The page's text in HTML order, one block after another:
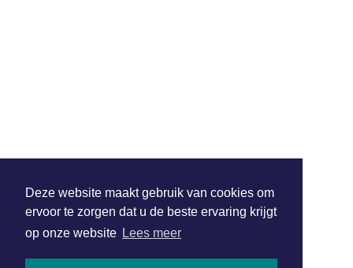
Deze website maakt gebruik van cookies om
ervoor te zorgen dat u de beste ervaring krijgt
op onze website Lees meer